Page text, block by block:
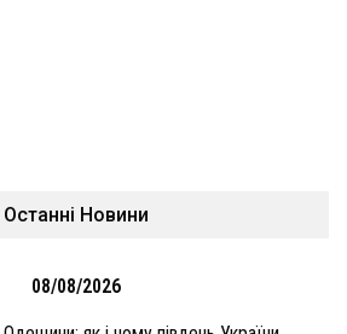
Останні Новини
08/08/2026